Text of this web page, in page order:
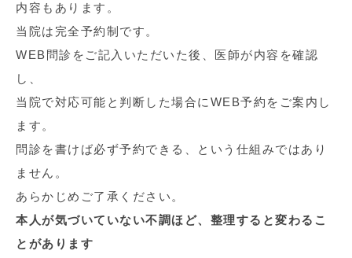
内容もあります。
当院は完全予約制です。
WEB問診をご記入いただいた後、医師が内容を確認
し、
当院で対応可能と判断した場合にWEB予約をご案内し
ます。
問診を書けば必ず予約できる、という仕組みではあり
ません。
あらかじめご了承ください。
本人が気づいていない不調ほど、整理すると変わるこ
とがあります